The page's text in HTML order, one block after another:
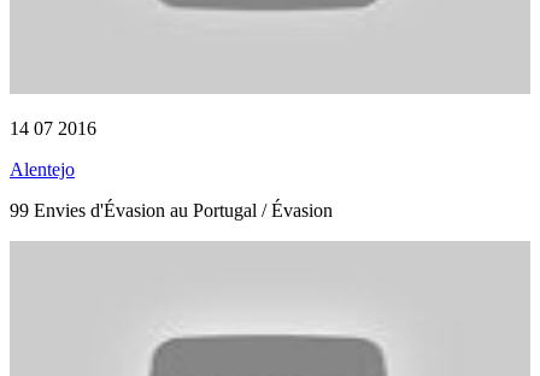
14 07 2016
Alentejo
99 Envies d'Évasion au Portugal / Évasion